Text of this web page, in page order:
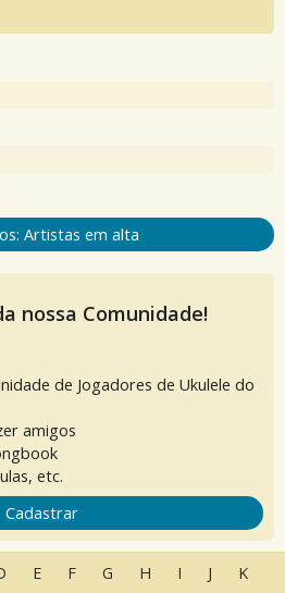
Artistas em alta
nossa Comunidade!
de Jogadores de Ukulele do
amigos
etc.
Cadastrar
E F G H I J K